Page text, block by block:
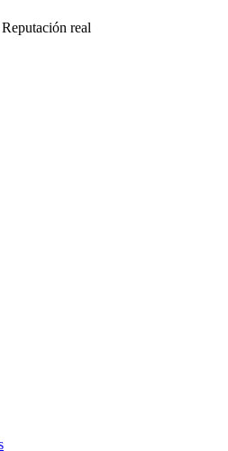
Reputación real